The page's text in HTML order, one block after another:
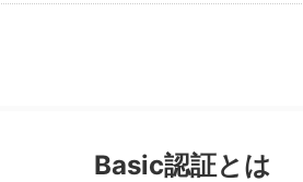
Basic認証とは